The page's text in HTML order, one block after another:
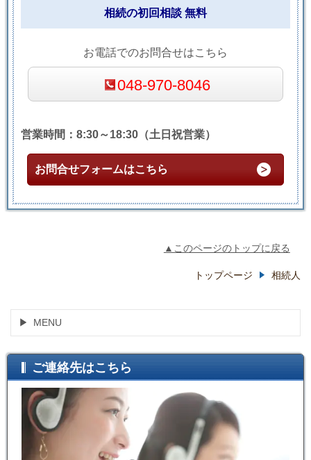
相続の初回相談 無料
お電話でのお問合せはこちら
048-970-8046
営業時間：8:30～18:30（土日祝営業）
お問合せフォームはこちら
▲このページのトップに戻る
トップページ 相続人
MENU
ご連絡先はこちら